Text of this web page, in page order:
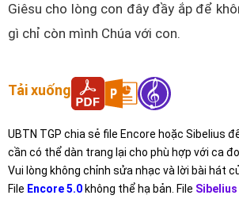
Giêsu cho lòng con đây đầy ắp để
gì chỉ còn mình Chúa với con.
Tải xuống
UBTN TGP chia sẻ file Encore hoặc Sibelius
cần có thể dàn trang lại cho phù hợp với ca
Vui lòng không chỉnh sửa nhạc và lời bài hát
File Encore 5.0không thể hạ bản. File Sibelius